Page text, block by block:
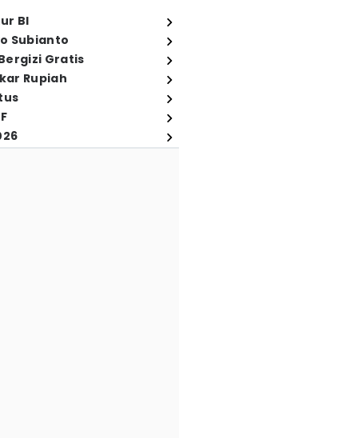
BI
Subianto
Gratis
Rupiah